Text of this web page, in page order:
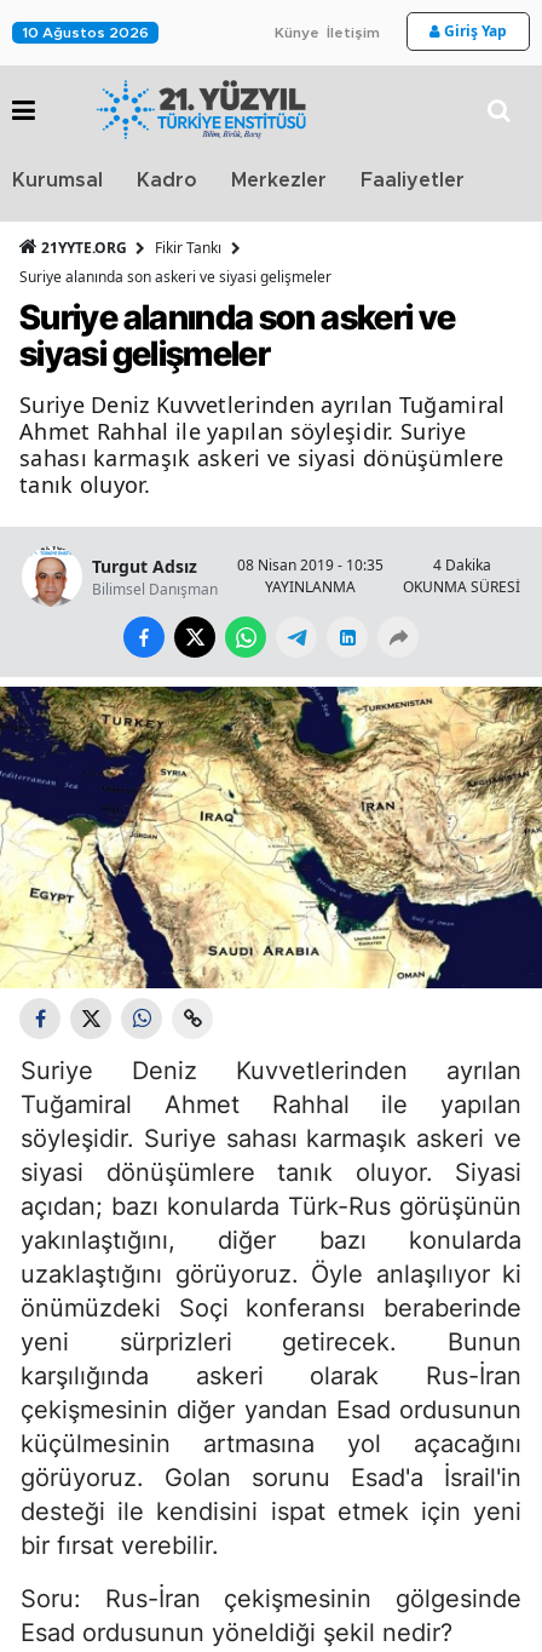
10 Ağustos 2026 Künye İletişim Giriş Yap
Kurumsal Kadro Merkezler Faaliyetler
21YYTE.ORG
Fikir Tankı
Suriye alanında son askeri ve siyasi gelişmeler
Suriye alanında son askeri ve
siyasi gelişmeler
Suriye Deniz Kuvvetlerinden ayrılan Tuğamiral
Ahmet Rahhal ile yapılan söyleşidir. Suriye
sahası karmaşık askeri ve siyasi dönüşümlere
tanık oluyor.
Turgut Adsız
Bilimsel Danışman
08 Nisan 2019 - 10:35
YAYINLANMA
4 Dakika
OKUNMA SÜRESİ
Suriye Deniz Kuvvetlerinden ayrılan
Tuğamiral Ahmet Rahhal ile yapılan
söyleşidir. Suriye sahası karmaşık askeri ve
siyasi dönüşümlere tanık oluyor. Siyasi
açıdan; bazı konularda Türk-Rus görüşünün
yakınlaştığını, diğer bazı konularda
uzaklaştığını görüyoruz. Öyle anlaşılıyor ki
önümüzdeki Soçi konferansı beraberinde
yeni sürprizleri getirecek. Bunun
karşılığında askeri olarak Rus-İran
çekişmesinin diğer yandan Esad ordusunun
küçülmesinin artmasına yol açacağını
görüyoruz. Golan sorunu Esad'a İsrail'in
desteği ile kendisini ispat etmek için yeni
bir fırsat verebilir.
Soru: Rus-İran çekişmesinin gölgesinde
Esad ordusunun yöneldiği şekil nedir?